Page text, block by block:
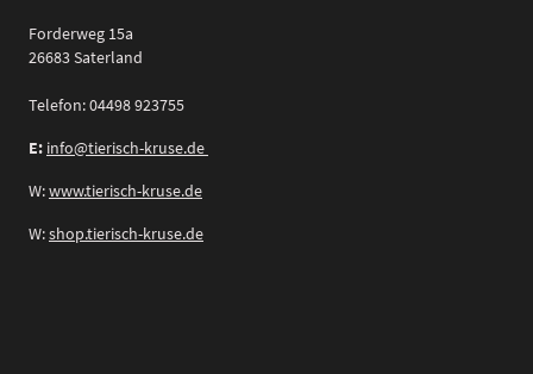
Forderweg 15a
26683 Saterland
Telefon: 04498 923755
E: info@tierisch-kruse.de
W:www.tierisch-kruse.de
W:shop.tierisch-kruse.de